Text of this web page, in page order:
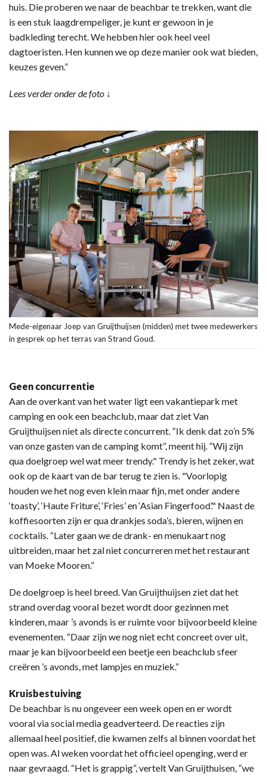
huis. Die proberen we naar de beachbar te trekken, want die
is een stuk laagdrempeliger, je kunt er gewoon in je
badkleding terecht. We hebben hier ook heel veel
dagtoeristen. Hen kunnen we op deze manier ook wat bieden,
keuzes geven.”
Lees verder onder de foto ↓
Mede-eigenaar Joep van Gruijthuijsen (midden) met twee medewerkers
in gesprek op het terras van Strand Goud.
Geen concurrentie
Aan de overkant van het water ligt een vakantiepark met
camping en ook een beachclub, maar dat ziet Van
Gruijthuijsen niet als directe concurrent. “Ik denk dat zo’n 5%
van onze gasten van de camping komt”, meent hij. “Wij zijn
qua doelgroep wel wat meer trendy." Trendy is het zeker, wat
ook op de kaart van de bar terug te zien is. "Voorlopig
houden we het nog even klein maar fijn, met onder andere
‘toasty’, ‘Haute Friture’, ‘Fries’ en ‘Asian Fingerfood’." Naast de
koffiesoorten zijn er qua drankjes soda’s, bieren, wijnen en
cocktails. “Later gaan we de drank- en menukaart nog
uitbreiden, maar het zal niet concurreren met het restaurant
van Moeke Mooren.”
De doelgroep is heel breed. Van Gruijthuijsen ziet dat het
strand overdag vooral bezet wordt door gezinnen met
kinderen, maar ’s avonds is er ruimte voor bijvoorbeeld kleine
evenementen. “Daar zijn we nog niet echt concreet over uit,
maar je kan bijvoorbeeld een beetje een beachclub sfeer
creëren ’s avonds, met lampjes en muziek.”
Kruisbestuiving
De beachbar is nu ongeveer een week open en er wordt
vooral via social media geadverteerd. De reacties zijn
allemaal heel positief, die kwamen zelfs al binnen voordat het
open was. Al weken voordat het officieel openging, werd er
naar gevraagd. “Het is grappig”, vertelt Van Gruijthuisen, “we